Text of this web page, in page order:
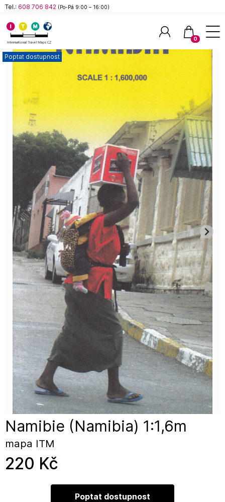
Poptat dostupnost
Namibie (Namibia) 1:1,6m
mapa ITM
220 Kč
Poptat dostupnost
Tel.: 608 706 842 (Po-Pá 9:00 – 16:00)
0
Hledat